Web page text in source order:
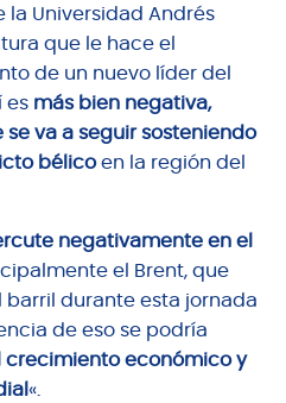
la Universidad Andrés
que le hace el
de un nuevo líder del
esmás bien negativa,
va a seguir sosteniendo
bélicoen la región del
negativamente en el
el Brent, que
barril durante esta jornada
de eso se podría
económico y
«.